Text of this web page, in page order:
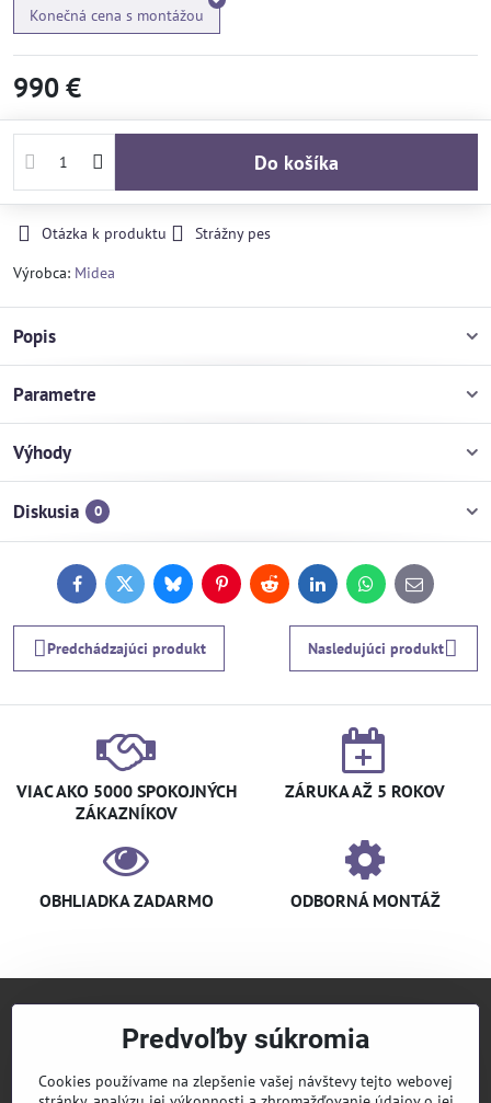
Konečná cena s montážou
990 €
Do košíka
Otázka k produktu
Strážny pes
Výrobca: Midea
Popis
Parametre
Výhody
Diskusia 0
FacebookTwitterBlueskyPinterestReddit LinkedInWhatsApp
E-
mail
Predchádzajúci produkt Nasledujúci produkt
VIAC AKO 5000 SPOKOJNÝCH
ZÁKAZNÍKOV
ZÁRUKA AŽ 5 ROKOV
OBHLIADKA ZADARMO ODBORNÁ MONTÁŽ
Predvoľby súkromia
Cookies používame na zlepšenie vašej návštevy tejto webovej